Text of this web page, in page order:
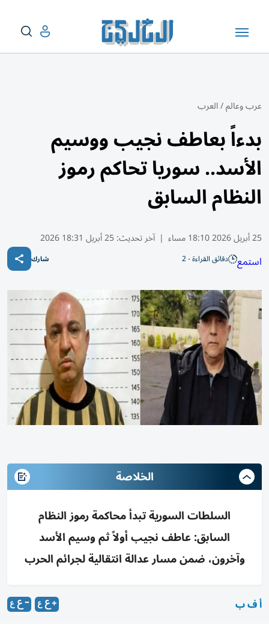
عرب وعالم/العرب
بدءاً بعاطف نجيب ووسيم
الأسد.. سوريا تحاكم رموز
النظام السابق
25 أبريل 2026 18:10 مساء | آخر تحديث:25 أبريل 18:31 2026
استمع دقائق القراءة - 2 شارك
الخلاصة
السلطات السورية تبدأ محاكمة رموز النظام
السابق: عاطف نجيب أولاً ثم وسيم الأسد
وآخرون، ضمن مسار عدالة انتقالية لجرائم الحرب
أ ف ب